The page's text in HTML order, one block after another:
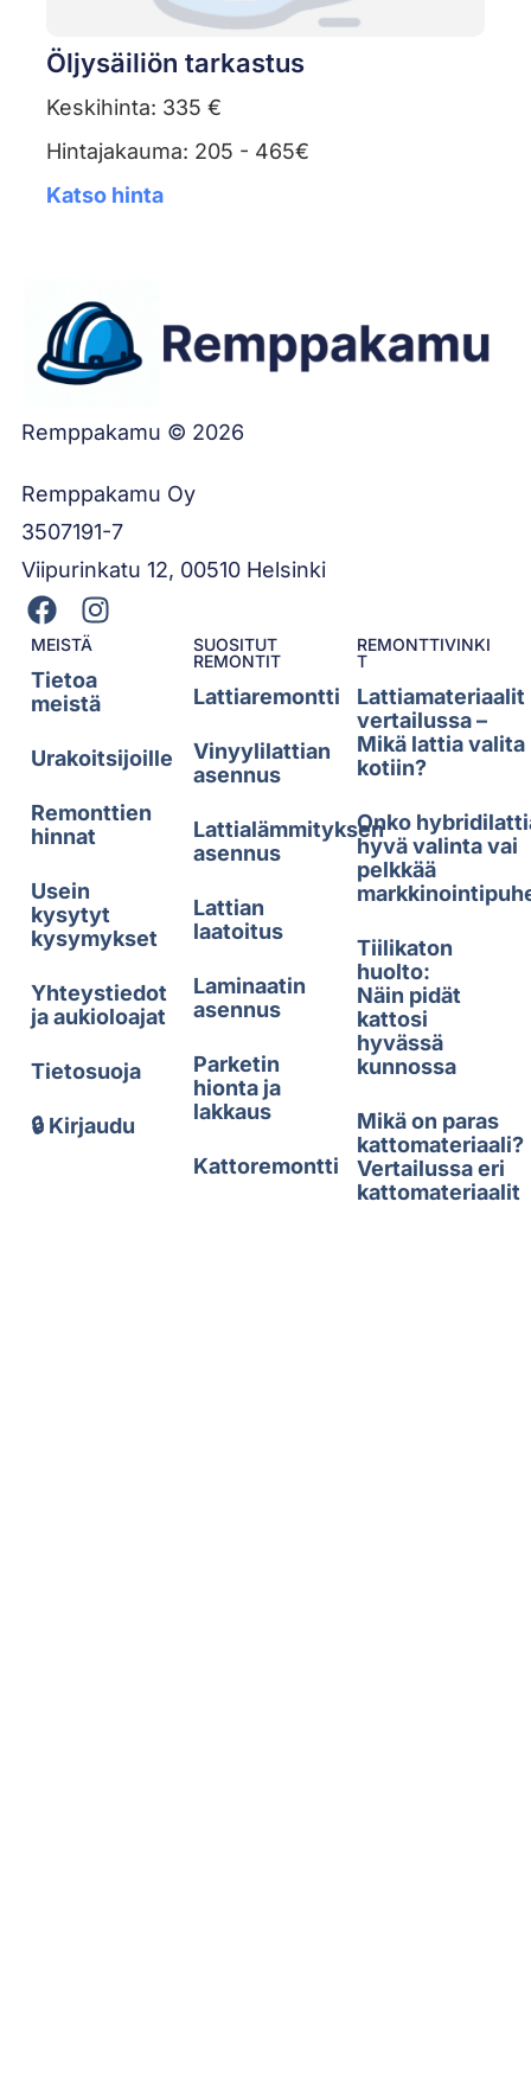
Öljysäiliön tarkastus
Keskihinta: 335 €
Hintajakauma: 205 - 465€
Katso hinta
Remppakamu © 2026
Remppakamu Oy
3507191-7
Viipurinkatu 12, 00510 Helsinki
MEISTÄ
Tietoa
meistä
Urakoitsijoille
Remonttien
hinnat
Usein
kysytyt
kysymykset
Yhteystiedot
ja aukioloajat
Tietosuoja
🔒 Kirjaudu
SUOSITUT
REMONTIT
Lattiaremontti
Vinyylilattian
asennus
Lattialämmityksen
asennus
Lattian
laatoitus
Laminaatin
asennus
Parketin
hionta ja
lakkaus
Kattoremontti
REMONTTIVINKI
T
Lattiamateriaalit
vertailussa –
Mikä lattia valita
kotiin?
Onko
hyvä valinta vai
pelkkää
Tiilikaton
huolto:
Näin pidät
kattosi
hyvässä
kunnossa
Mikä on paras
kattomateriaali?
Vertailussa eri
kattomateriaalit